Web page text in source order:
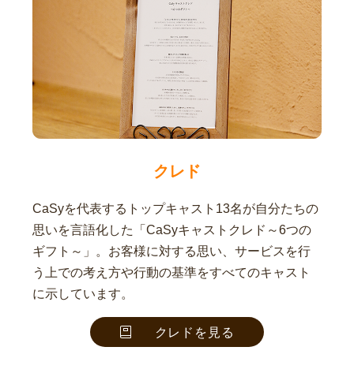
クレド
CaSyを代表するトップキャスト13名が自分たちの
思いを言語化した「CaSyキャストクレド～6つの
ギフト～」。お客様に対する思い、サービスを行
う上での考え方や行動の基準をすべてのキャスト
に示しています。
クレドを見る